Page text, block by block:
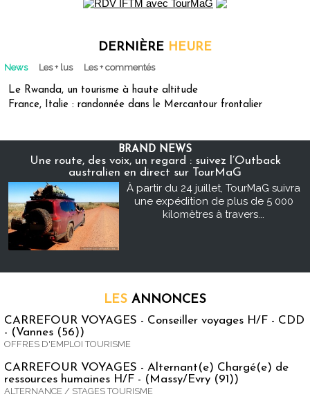
DERNIÈRE HEURE
News Les + lus Les + commentés
Le Rwanda, un tourisme à haute altitude
France, Italie : randonnée dans le Mercantour frontalier
BRAND NEWS
Une route, des voix, un regard : suivez l’Outback
australien en direct sur TourMaG
À partir du 24 juillet, TourMaG suivra
une expédition de plus de 5 000
kilomètres à travers...
LES ANNONCES
CARREFOUR VOYAGES - Conseiller voyages H/F - CDD
- (Vannes (56))
OFFRES D'EMPLOI TOURISME
CARREFOUR VOYAGES - Alternant(e) Chargé(e) de
ressources humaines H/F - (Massy/Evry (91))
ALTERNANCE / STAGES TOURISME